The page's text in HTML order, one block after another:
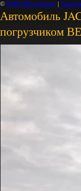
© ООО КВ-партнер |
Автомобиль
погрузчиком